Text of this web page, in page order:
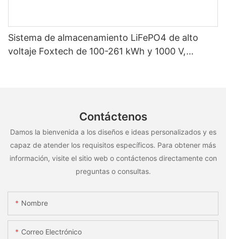
Sistema de almacenamiento LiFePO4 de alto
voltaje Foxtech de 100-261 kWh y 1000 V,
Contáctenos
Damos la bienvenida a los diseños e ideas personalizados y es
capaz de atender los requisitos específicos. Para obtener más
información, visite el sitio web o contáctenos directamente con
preguntas o consultas.
Nombre
Correo Electrónico